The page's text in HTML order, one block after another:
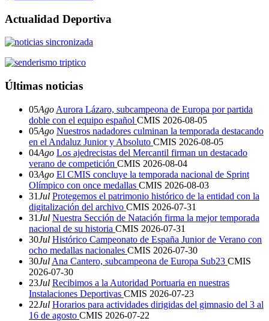
Actualidad Deportiva
Últimas noticias
05Ago Aurora Lázaro, subcampeona de Europa por partida
doble con el equipo español CMIS 2026-08-05
05Ago Nuestros nadadores culminan la temporada destacando
en el Andaluz Junior y Absoluto CMIS 2026-08-05
04Ago Los ajedrecistas del Mercantil firman un destacado
verano de competición CMIS 2026-08-04
03Ago El CMIS concluye la temporada nacional de Sprint
Olímpico con once medallas CMIS 2026-08-03
31Jul Protegemos el patrimonio histórico de la entidad con la
digitalización del archivo CMIS 2026-07-31
31Jul Nuestra Sección de Natación firma la mejor temporada
nacional de su historia CMIS 2026-07-31
30Jul Histórico Campeonato de España Junior de Verano con
ocho medallas nacionales CMIS 2026-07-30
30Jul Ana Cantero, subcampeona de Europa Sub23 CMIS
2026-07-30
23Jul Recibimos a la Autoridad Portuaria en nuestras
Instalaciones Deportivas CMIS 2026-07-23
22Jul Horarios para actividades dirigidas del gimnasio del 3 al
16 de agosto CMIS 2026-07-22